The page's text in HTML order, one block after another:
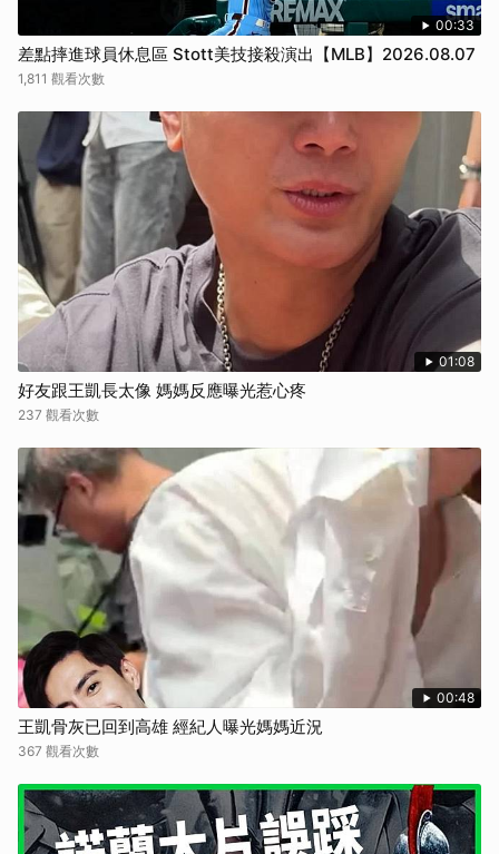
00:33
差點摔進球員休息區 Stott美技接殺演出【MLB】2026.08.07
1,811 觀看次數
01:08
好友跟王凱長太像 媽媽反應曝光惹心疼
237 觀看次數
00:48
王凱骨灰已回到高雄 經紀人曝光媽媽近況
367 觀看次數
取消